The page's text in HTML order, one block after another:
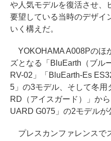
や人気モデルを復活させ、
要望している当時のデザイ
いく構えだ。
YOKOHAMA A008Pのほ
ズとなる「BluEarth（ブル
RV-02」「BluEarth-Es
5」の3モデル、そして冬用
RD（アイスガード）」か
UARD G075」の2モデルが
プレスカンファレンスで